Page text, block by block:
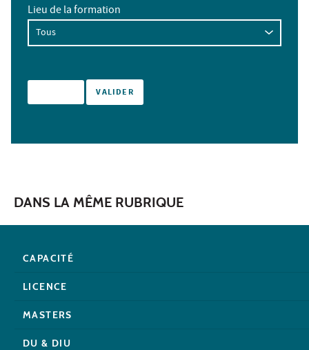
Lieu de la formation
DANS LA MÊME RUBRIQUE
CAPACITÉ
LICENCE
MASTERS
DU & DIU